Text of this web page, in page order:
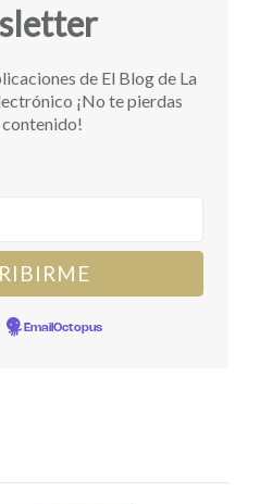
de El Blog de La
¡No te pierdas
EmailOctopus